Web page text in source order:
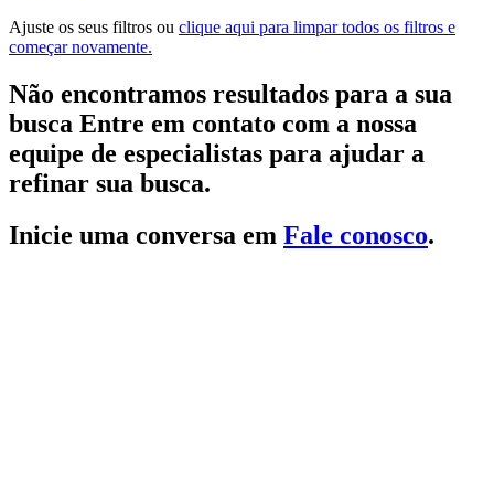
Ajuste os seus filtros ou clique aqui para limpar todos os filtros e
começar novamente.
Não encontramos resultados para a sua
busca Entre em contato com a nossa
equipe de especialistas para ajudar a
refinar sua busca.
Inicie uma conversa em Fale conosco.